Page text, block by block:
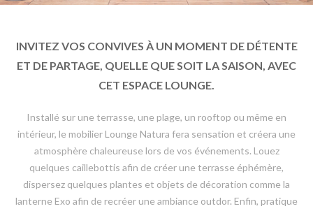
INVITEZ VOS CONVIVES À UN MOMENT DE DÉTENTE
ET DE PARTAGE, QUELLE QUE SOIT LA SAISON, AVEC
CET ESPACE LOUNGE.
Installé sur une terrasse, une plage, un rooftop ou même en
intérieur, le mobilier Lounge Natura fera sensation et créera une
atmosphère chaleureuse lors de vos événements. Louez
quelques caillebottis afin de créer une terrasse éphémère,
dispersez quelques plantes et objets de décoration comme la
lanterne Exo afin de recréer une ambiance outdor. Enfin, pratique